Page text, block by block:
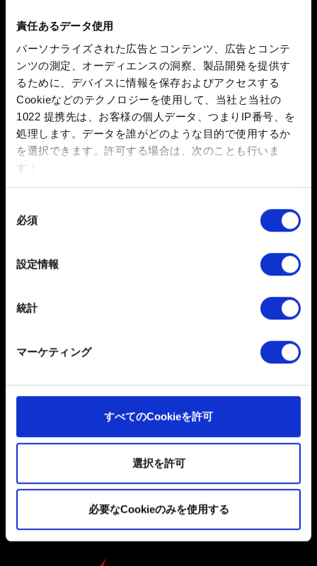
責任あるデータ使用
パーソナライズされた広告とコンテンツ、広告とコンテ
ンツの測定、オーディエンスの洞察、製品開発を提供す
るために、デバイスに情報を保存およびアクセスする
Cookieなどのテクノロジーを使用して、当社と当社の
1022 提携先は、お客様の個人データ、つまりIP番号、を
処理します。データを誰がどのような目的で使用するか
を選択できます。 許可する場合は、次のことも行いま
す：
数メートル以内の誤差の地理的な位置情報を収集
特定の特性（フィンガープリント）を積極的にス
詳細セクション
で個人データの処理方法と設定を行って
ください。「Cookie宣言」からいつでも同意を変更また
だくために必要なものです。その他のCookieは、ウェブ
サイトの品質向上のために、オプションとして技術的お
た、ソーシャルメディア上などでお客様が興味を持ちそ
うなコンテンツをお届けするために、一部のCookieをパ
これらのオプションが有効になることはありません。
細は、下記の「設定」メニューでご確認ください。
必須
設定情報
統計
マーケティング
すべてのCookieを許可
選択を許可
必要なCookieのみを使用する
新着 7年前 更新 3年前
私たちはゲーム開発を行うデベロッパーであるため、最
終的な製品の交換などに対応することはできません。取
引や個別の製品に関連する問題は、お客様が製品を購入
した販売業者が対応する事柄となります。
まずは製品を購入した販売店に、交換の問い合わせをし
てみてください。
ユーザー同意書
プライバシーポリシー
クッキーポリシー